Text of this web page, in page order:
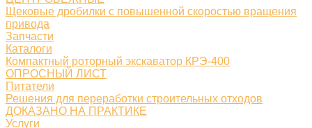
Щековые дробилки с повышенной скоростью вращения
привода
Запчасти
Каталоги
Компактный роторный экскаватор КРЭ-400
ОПРОСНЫЙ ЛИСТ
Питатели
Решения для переработки строительных отходов
ДОКАЗАНО НА ПРАКТИКЕ
Услуги